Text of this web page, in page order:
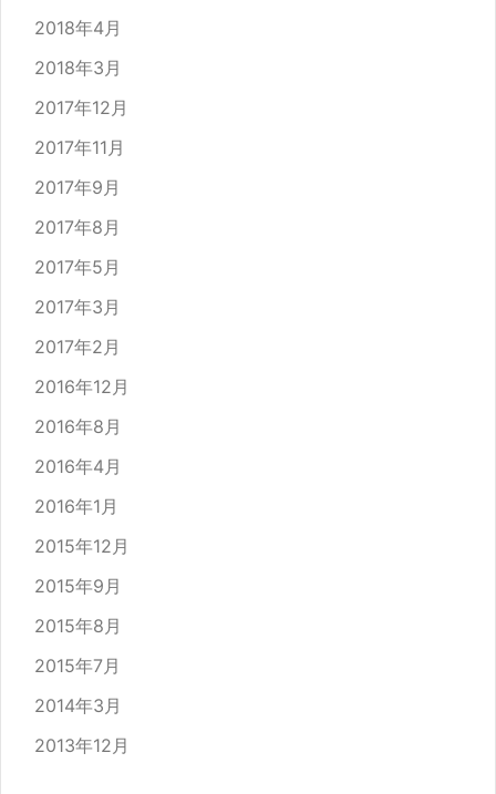
2018年4月
2018年3月
2017年12月
2017年11月
2017年9月
2017年8月
2017年5月
2017年3月
2017年2月
2016年12月
2016年8月
2016年4月
2016年1月
2015年12月
2015年9月
2015年8月
2015年7月
2014年3月
2013年12月